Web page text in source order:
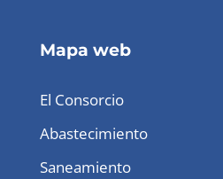
Mapa web
El Consorcio
Abastecimiento
Saneamiento